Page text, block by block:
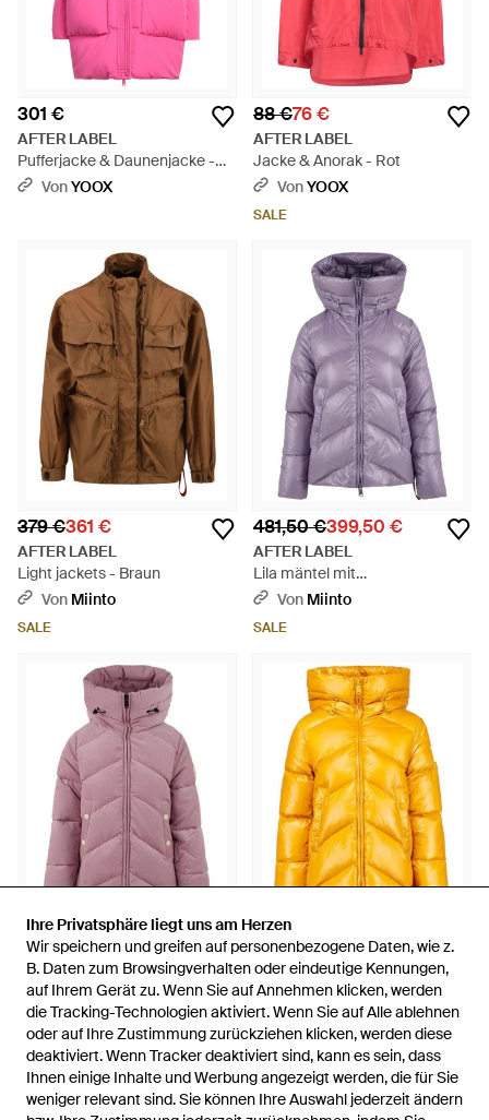
Ihre Privatsphäre liegt uns am Herzen
Wir speichern und greifen auf personenbezogene Daten, wie z.
B. Daten zum Browsingverhalten oder eindeutige Kennungen,
auf Ihrem Gerät zu. Wenn Sie auf Annehmen klicken, werden
die Tracking-Technologien aktiviert. Wenn Sie auf Alle ablehnen
oder auf Ihre Zustimmung zurückziehen klicken, werden diese
deaktiviert. Wenn Tracker deaktiviert sind, kann es sein, dass
Ihnen einige Inhalte und Werbung angezeigt werden, die für Sie
weniger relevant sind. Sie können Ihre Auswahl jederzeit ändern
Ihre Privatsphäre liegt uns am Herzen
Wir speichern und greifen auf personenbezogene Daten, wie z.
B. Daten zum Browsingverhalten oder eindeutige Kennungen,
auf Ihrem Gerät zu. Wenn Sie auf Annehmen klicken, werden
die Tracking-Technologien aktiviert. Wenn Sie auf Alle ablehnen
oder auf Ihre Zustimmung zurückziehen klicken, werden diese
deaktiviert. Wenn Tracker deaktiviert sind, kann es sein, dass
Ihnen einige Inhalte und Werbung angezeigt werden, die für Sie
weniger relevant sind. Sie können Ihre Auswahl jederzeit ändern
301 €
AFTER LABEL
Pufferjacke & Daunenjacke -
PinkVonYOOX
88 €76 €
AFTER LABEL
Jacke & Anorak - Rot
VonYOOX
SALE
379 €361 €
AFTER LABEL
Light jackets - Braun
Von Miinto
SALE
481,50 €399,50 €
AFTER LABEL
Lila mäntel mit
hochgeschlossenem kragen
Von Miinto
SALE
522,50 €470,50 €
AFTER LABEL
Rosa helsinki tel - Lila
Von Miinto
SALE
589 €488 €
AFTER LABEL
Goldene mäntel für den winter -
GelbVonMiinto
SALE